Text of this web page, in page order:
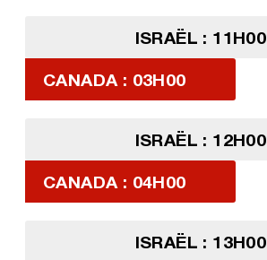
ISRAËL : 11H00
CANADA : 03H00
ISRAËL : 12H00
CANADA : 04H00
ISRAËL : 13H00